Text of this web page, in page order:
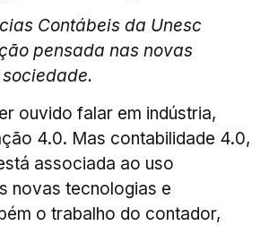
Contábeis da Unesc
pensada nas novas
ouvido falar em indústria,
4.0. Mas contabilidade 4.0,
associada ao uso
novas tecnologias e
o trabalho do contador,